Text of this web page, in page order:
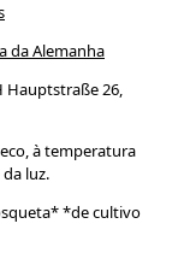
da Alemanha
Hauptstraße 26,
à temperatura
luz.
*de cultivo